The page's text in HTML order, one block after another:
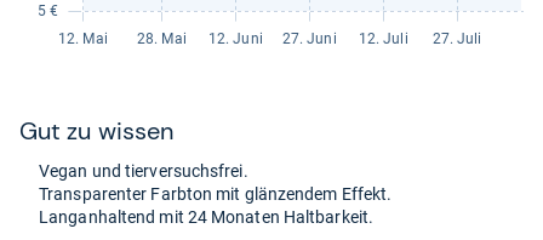
Gut zu wis­sen
Vegan und tier­ver­suchs­frei.
Trans­pa­ren­ter Farb­ton mit glän­zen­dem Effekt.
Lan­gan­hal­tend mit 24 Mona­ten Halt­bar­keit.